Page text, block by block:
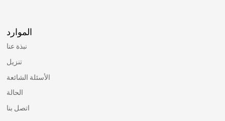
الموارد
نبذة عنا
تنزيل
الأسئلة الشائعة
الحالة
اتصل بنا